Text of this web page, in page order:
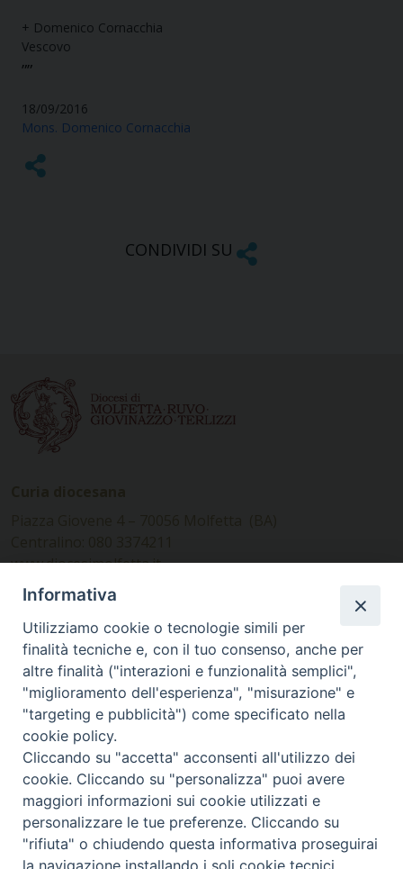
+ Domenico Cornacchia
Vescovo
””
18/09/2016
Mons. Domenico Cornacchia
CONDIVIDI SU
www.diocesimolfetta.it –
diocesimolfetta@pec.chiesacattolica.it
Ufficio Comunicazioni sociali
Piazza Giovene 4 – 70056 Molfetta (BA)
comunicazionisociali@diocesimolfetta.it
SEGUICI SU
Facebook
Instagram
X YouTube
Feed
Privacy Policy - trasparenza
Informativa
Utilizziamo cookie o tecnologie simili per
finalità tecniche e, con il tuo consenso, anche per
altre finalità ("interazioni e funzionalità semplici",
"miglioramento dell'esperienza", "misurazione" e
"targeting e pubblicità") come specificato nella
cookie policy.
Cliccando su "accetta" acconsenti all'utilizzo dei
cookie. Cliccando su "personalizza" puoi avere
maggiori informazioni sui cookie utilizzati e
personalizzare le tue preferenze. Cliccando su
"rifiuta" o chiudendo questa informativa proseguirai